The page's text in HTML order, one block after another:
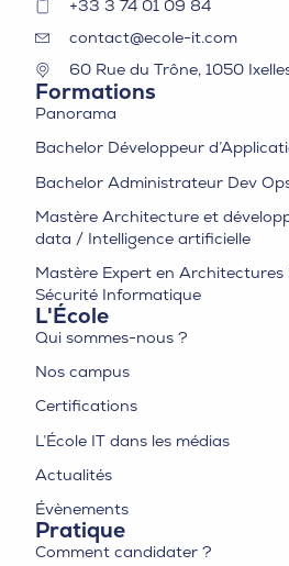
+33 3 74 01 09 84
contact@ecole-it.com
60 Rue du Trône, 1050
Formations
Panorama
Bachelor Développeur
Bachelor Administrateur Dev
Mastère Architecture et
data / Intelligence artificielle
Mastère Expert en Architectures
Sécurité Informatique
L'École
Qui sommes-nous ?
Nos campus
Certifications
L’École IT dans les médias
Actualités
Évènements
Pratique
Comment candidater ?